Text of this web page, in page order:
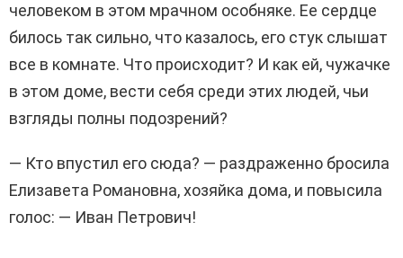
человеком в этом мрачном особняке. Ее сердце
билось так сильно, что казалось, его стук слышат
все в комнате. Что происходит? И как ей, чужачке
в этом доме, вести себя среди этих людей, чьи
взгляды полны подозрений?
— Кто впустил его сюда? — раздраженно бросила
Елизавета Романовна, хозяйка дома, и повысила
голос: — Иван Петрович!